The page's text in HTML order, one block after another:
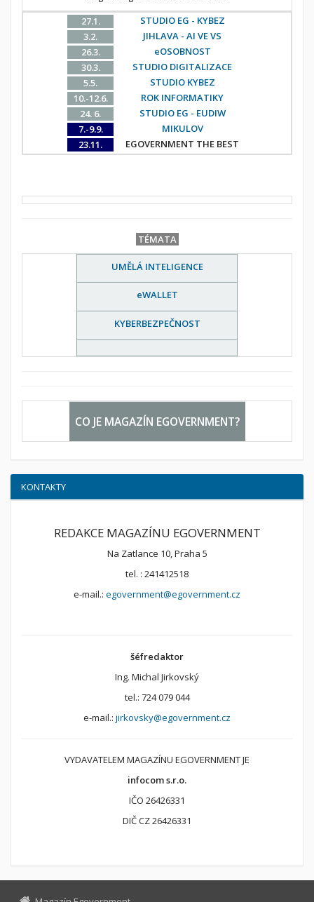
27.1.
STUDIO EG - KYBEZ
3.2.
JIHLAVA - AI VE VS
26.3.
eOSOBNOST
30.3.
STUDIO DIGITALIZACE
5.5.
STUDIO KYBEZ
10.-12.6.
ROK INFORMATIKY
24. 6.
STUDIO EG - EUDIW
7.-9.9.
MIKULOV
23.11.
EGOVERNMENT THE BEST
TÉMATA
UMĚLÁ INTELIGENCE
eWALLET
KYBERBEZPEČNOST
CO JE MAGAZÍN EGOVERNMENT?
KONTAKTY
REDAKCE MAGAZÍNU EGOVERNMENT
Na Zatlance 10, Praha 5
tel. : 241412518
e-mail.: egovernment@egovernment.cz
šéfredaktor
Ing. Michal Jirkovský
tel.: 724 079 044
e-mail.: jirkovsky@egovernment.cz
VYDAVATELEM MAGAZÍNU EGOVERNMENT JE
infocom s.r.o.
IČO 26426331
DIČ CZ 26426331